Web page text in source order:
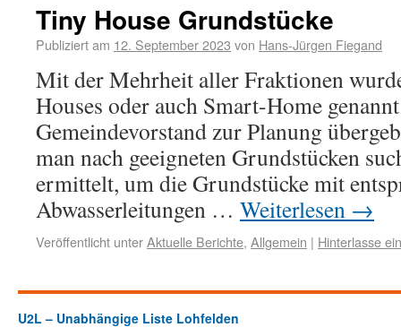
Tiny House Grundstücke
Publiziert am 12. September 2023 von Hans-Jürgen Fiegand
Mit der Mehrheit aller Fraktionen
Houses oder auch Smart-Home
Gemeindevorstand zur Planung
man nach geeigneten Grundstücken
ermittelt, um die Grundstücke mit
Abwasserleitungen … Weiterlesen →
Veröffentlicht unterAktuelle Berichte, Allgemein | Hinterlasse
U2L – Unabhängige Liste Lohfelden